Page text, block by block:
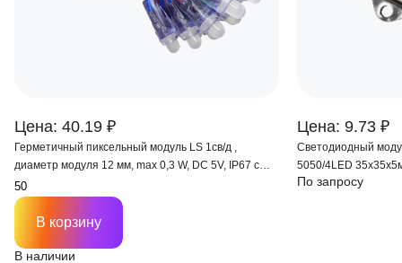
Цена: 40.19 ₽
Герметичный пиксельный модуль LS 1св/д ,
диаметр модуля 12 мм, max 0,3 W, DC 5V, IP67 с
чипом 6803
В наличии
В корзину
Цена: 9.73 ₽
Светодиодный
5050/4LED
корп) 120°
По запросу